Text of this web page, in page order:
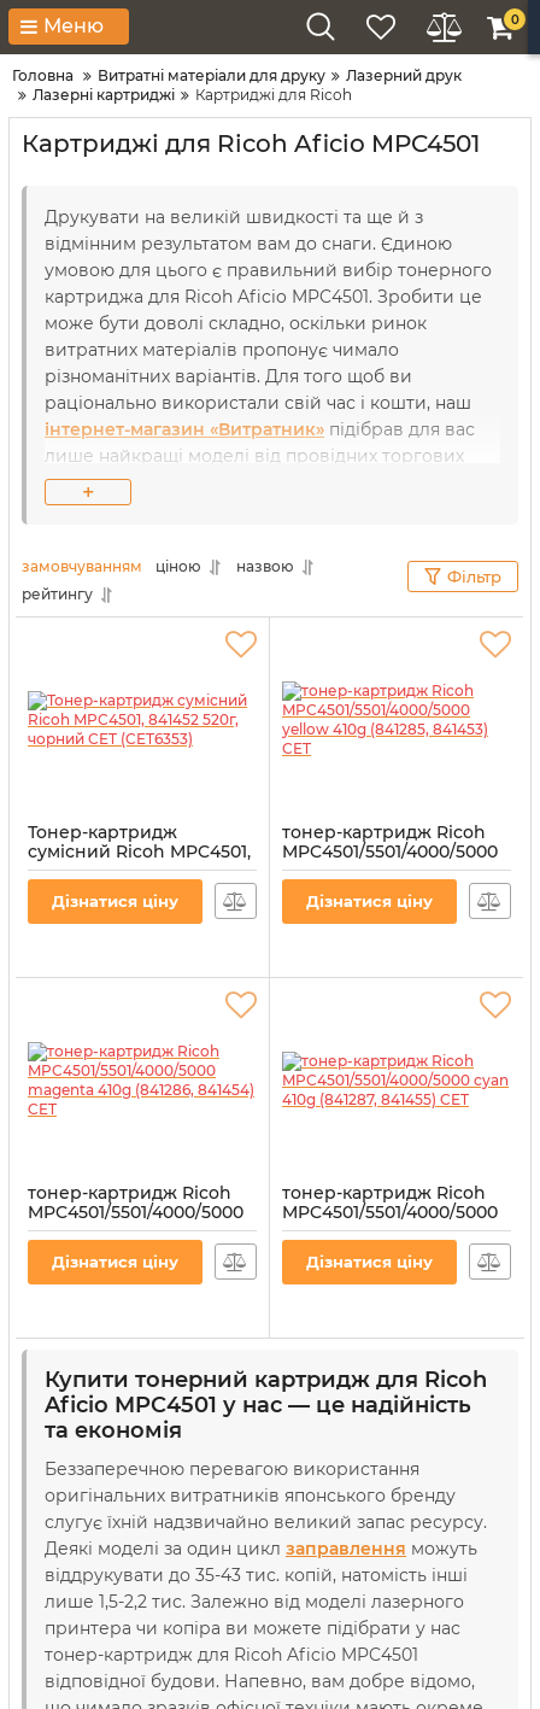
Меню 0
Головна Витратні матеріали для друку
Лазерний друк
Лазерні картриджі
Картриджі для Ricoh
Картриджі для Ricoh Aficio MPC4501
Друкувати на великій швидкості та ще й з
відмінним результатом вам до снаги. Єдиною
умовою для цього є правильний вибір тонерного
картриджа для Ricoh Aficio MPC4501. Зробити це
може бути доволі складно, оскільки ринок
витратних матеріалів пропонує чимало
різноманітних варіантів. Для того щоб ви
раціонально використали свій час і кошти, наш
інтернет-магазин «Витратник» підібрав для вас
лише найкращі моделі від провідних торгових
марок. Кожний пристрій досконально
перевірений на герметичність та сумісність
користуватися офісною технікою тільки із
задоволенням.
+
замовчуванням ціною
назвою
рейтингу
Фільтр
Тонер-картридж
сумісний Ricoh MPC4501,
841452 520г, чорний CET
(CET6353)
Артикул:
Дізнатися ціну
тонер-картридж Ricoh
MPC4501/5501/4000/5000
yellow 410g (841285,
841453) CET
Артикул: CET6443U
Дізнатися ціну
тонер-картридж Ricoh
MPC4501/5501/4000/5000
magenta 410g (841286,
841454) CET
Артикул: CET6441U
Дізнатися ціну
тонер-картридж Ricoh
MPC4501/5501/4000/5000
cyan 410g (841287, 841455)
Артикул: CET6440U
Дізнатися ціну
Купити тонерний картридж для Ricoh
Aficio MPC4501 у нас — це надійність
та економія
Беззаперечною перевагою використання
оригінальних витратників японського бренду
слугує їхній надзвичайно великий запас ресурсу.
Деякі моделі за один цикл заправлення можуть
віддрукувати до 35-43 тис. копій, натомість інші
лише 1,5-2,2 тис. Залежно від моделі лазерного
принтера чи копіра ви можете підібрати у нас
тонер-картридж для Ricoh Aficio MPC4501
відповідної будови. Напевно, вам добре відомо,